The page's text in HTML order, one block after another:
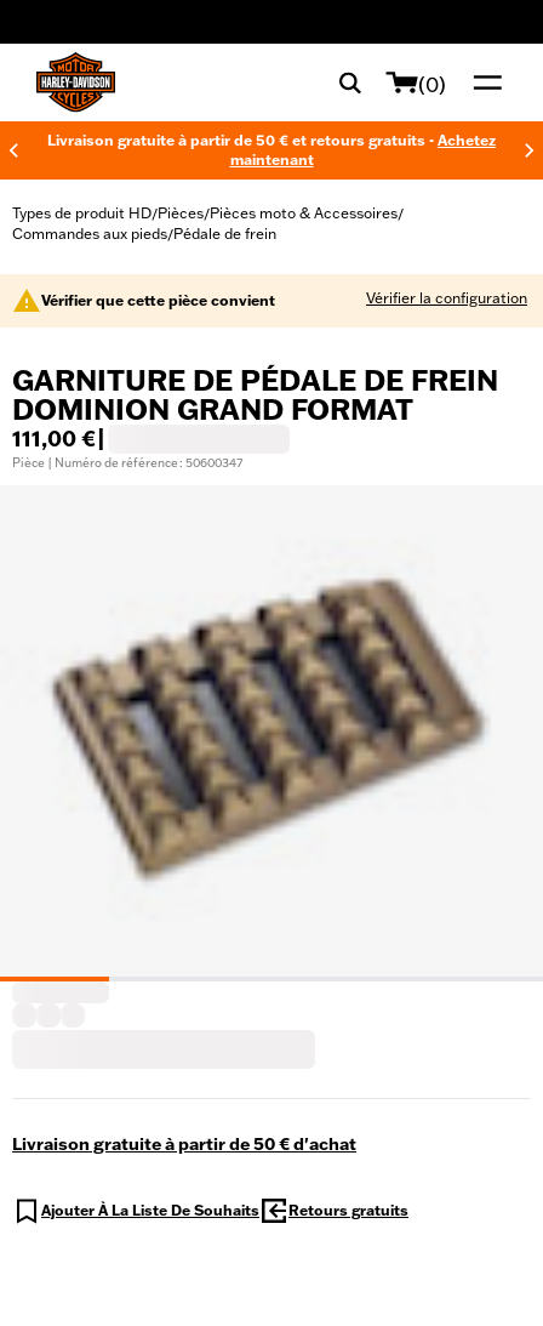
(0)
Livraison gratuite à partir de 50 € et retours gratuits - Achetez
maintenant
Types de produit HD/Pièces/Pièces moto & Accessoires/
Commandes aux pieds/Pédale de frein
Vérifier que cette pièce convient Vérifier la configuration
GARNITURE DE PÉDALE DE FREIN
DOMINION GRAND FORMAT
111,00 €
Pièce | Numéro de référence : 50600347
Livraison gratuite à partir de 50 € d'achat
Ajouter À La Liste De Souhaits Retours gratuits